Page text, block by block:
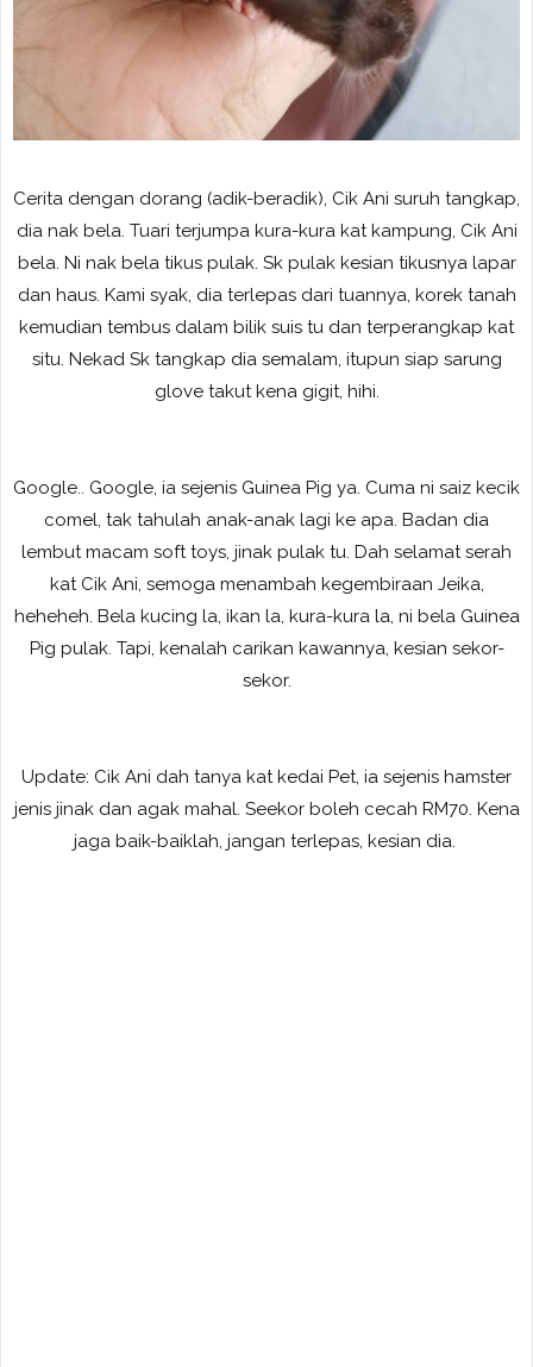
Cerita dengan dorang (adik-beradik), Cik Ani suruh tangkap,
dia nak bela. Tuari terjumpa kura-kura kat kampung, Cik Ani
bela. Ni nak bela tikus pulak. Sk pulak kesian tikusnya lapar
dan haus. Kami syak, dia terlepas dari tuannya, korek tanah
kemudian tembus dalam bilik suis tu dan terperangkap kat
situ. Nekad Sk tangkap dia semalam, itupun siap sarung
glove takut kena gigit, hihi.
Google.. Google, ia sejenis Guinea Pig ya. Cuma ni saiz kecik
comel, tak tahulah anak-anak lagi ke apa. Badan dia
lembut macam soft toys, jinak pulak tu. Dah selamat serah
kat Cik Ani, semoga menambah kegembiraan Jeika,
heheheh. Bela kucing la, ikan la, kura-kura la, ni bela Guinea
Pig pulak. Tapi, kenalah carikan kawannya, kesian sekor-
sekor.
Update: Cik Ani dah tanya kat kedai Pet, ia sejenis hamster
jenis jinak dan agak mahal. Seekor boleh cecah RM70. Kena
jaga baik-baiklah, jangan terlepas, kesian dia.